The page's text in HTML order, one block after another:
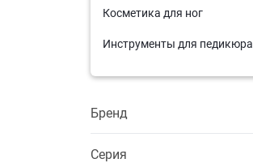
Косметика для ног
Инструменты для педикюра
Бренд
Серия